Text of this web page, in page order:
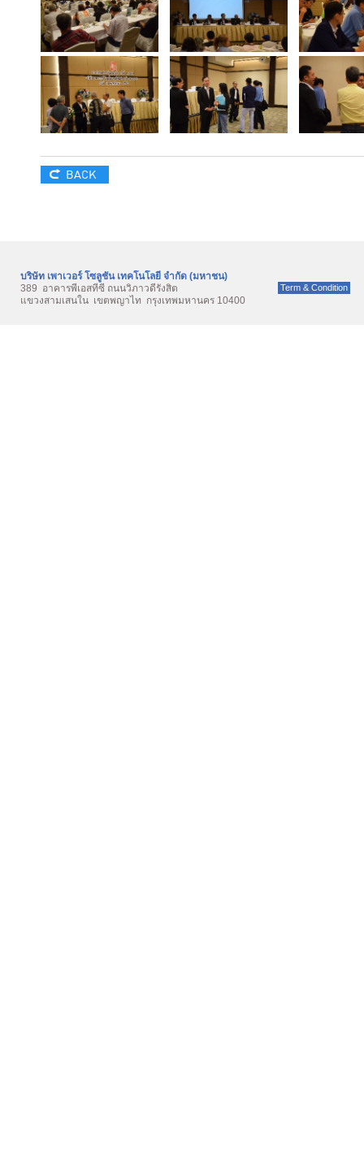
BACK
บริษัท เพาเวอร์ โซลูชั่น เทคโนโลยี จำกัด (มหาชน)
389 อาคารพีเอสทีซี ถนนวิภาวดีรังสิต
แขวงสามเสนใน เขตพญาไท กรุงเทพมหานคร 10400
Term & Condition